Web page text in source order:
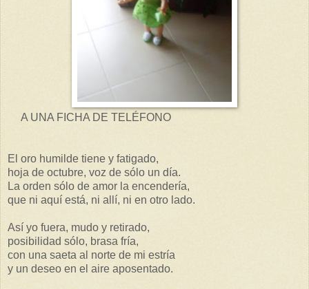
A UNA FICHA DE TELÉFONO
El oro humilde tiene y fatigado,
hoja de octubre, voz de sólo un día.
La orden sólo de amor la encendería,
que ni aquí está, ni allí, ni en otro lado.
Así yo fuera, mudo y retirado,
posibilidad sólo, brasa fría,
con una saeta al norte de mi estría
y un deseo en el aire aposentado.